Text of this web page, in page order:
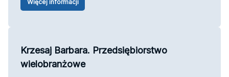
Więcej informacji
Krzesaj Barbara. Przedsiębiorstwo
wielobranżowe